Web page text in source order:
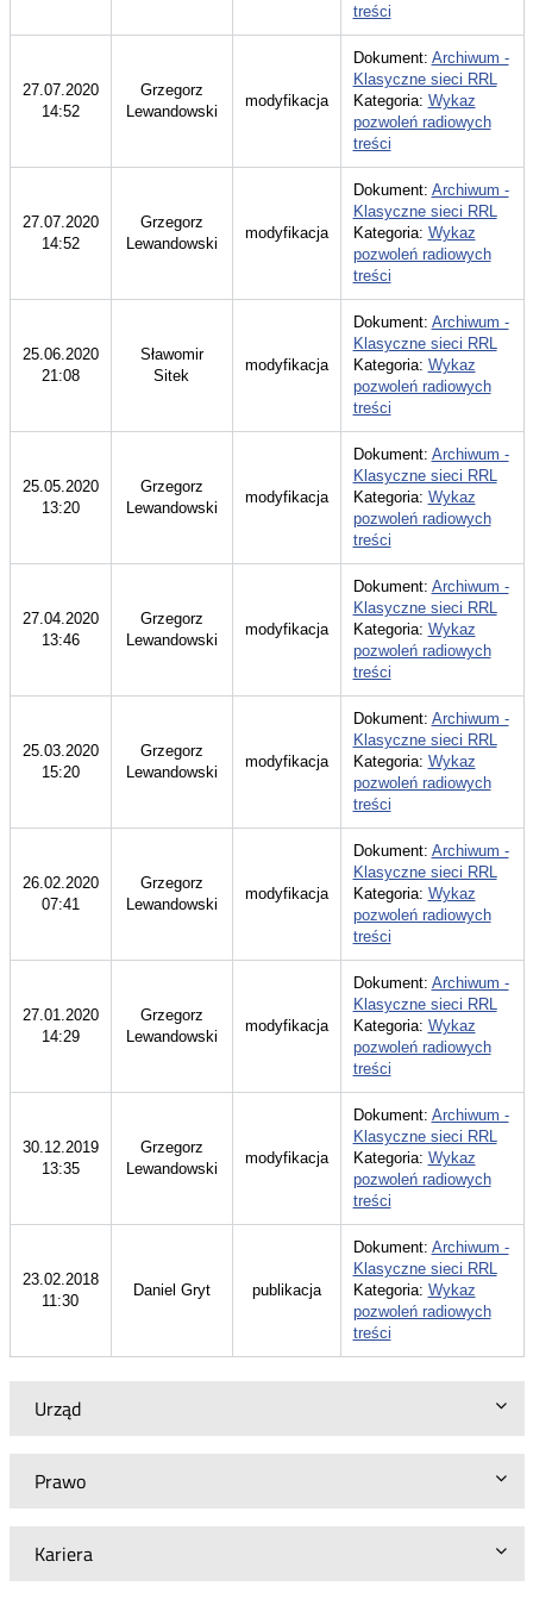
Urząd
Prawo
Kariera
treści
27.07.2020
14:52
Grzegorz
Lewandowski
modyfikacja
Dokument: Archiwum -
Klasyczne sieci RRL
Kategoria: Wykaz
pozwoleń radiowych
treści
27.07.2020
14:52
Grzegorz
Lewandowski
modyfikacja
Dokument: Archiwum -
Klasyczne sieci RRL
Kategoria: Wykaz
pozwoleń radiowych
treści
25.06.2020
21:08
Sławomir
Sitek
modyfikacja
Dokument: Archiwum -
Klasyczne sieci RRL
Kategoria: Wykaz
pozwoleń radiowych
treści
25.05.2020
13:20
Grzegorz
Lewandowski
modyfikacja
Dokument: Archiwum -
Klasyczne sieci RRL
Kategoria: Wykaz
pozwoleń radiowych
treści
27.04.2020
13:46
Grzegorz
Lewandowski
modyfikacja
Dokument: Archiwum -
Klasyczne sieci RRL
Kategoria: Wykaz
pozwoleń radiowych
treści
25.03.2020
15:20
Grzegorz
Lewandowski
modyfikacja
Dokument: Archiwum -
Klasyczne sieci RRL
Kategoria: Wykaz
pozwoleń radiowych
treści
26.02.2020
07:41
Grzegorz
Lewandowski
modyfikacja
Dokument: Archiwum -
Klasyczne sieci RRL
Kategoria: Wykaz
pozwoleń radiowych
treści
27.01.2020
14:29
Grzegorz
Lewandowski
modyfikacja
Dokument: Archiwum -
Klasyczne sieci RRL
Kategoria: Wykaz
pozwoleń radiowych
treści
30.12.2019
13:35
Grzegorz
Lewandowski
modyfikacja
Dokument: Archiwum -
Klasyczne sieci RRL
Kategoria: Wykaz
pozwoleń radiowych
treści
23.02.2018
11:30
Daniel Gryt publikacja
Dokument: Archiwum -
Klasyczne sieci RRL
Kategoria: Wykaz
pozwoleń radiowych
treści